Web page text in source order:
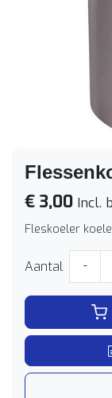
€ 3,00 Incl.
Fleskoeler
Aantal -